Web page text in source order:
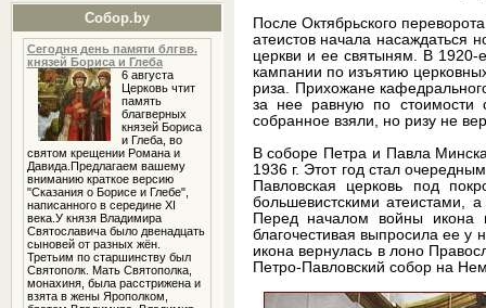
Собор.by
Сегодня день памяти блгвв.
князей Бориса и Глеба
6 августа
Церковь чтит
память
благверных
князей Бориса
и Глеба, во
святом крещении Романа и
Давида.Предлагаем вашему
вниманию краткое версию
"Сказания о Борисе и Глебе",
написанного в середине XI
века.У князя Владимира
Святославича было двенадцать
сыновей от разных жён.
Третьим по старшинству был
Святополк. Мать Святополка,
монахиня, была расстрижена и
взята в жены Ярополком,
После Октябрьского
атеистов начала насаждаться
церкви и ее святыням. В 1920-
кампании по изъятию
риза. Прихожане
за нее равную по стоимости
собранное взяли, но ризу не
В соборе Петра и Павла
1936 г. Этот год стал
Павловская церковь под
большевистскими атеистами,
Перед началом войны икона
благочестивая выпросила ее у
икона вернулась в лоно
Петро-Павловский собор на